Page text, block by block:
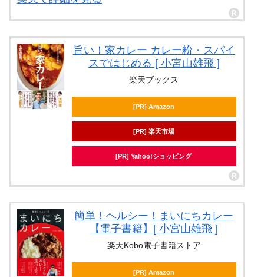
旨い！家カレー カレー粉・スパイ
スではじめる [ 小宮山雄飛 ]
楽天ブックス
[PR] Amazon
[PR] 楽天市場
[PR] Yahoo!ショッピング
簡単！ヘルシー！まいにちカレー
【電子書籍】[ 小宮山雄飛 ]
楽天Kobo電子書籍ストア
[PR] Amazon